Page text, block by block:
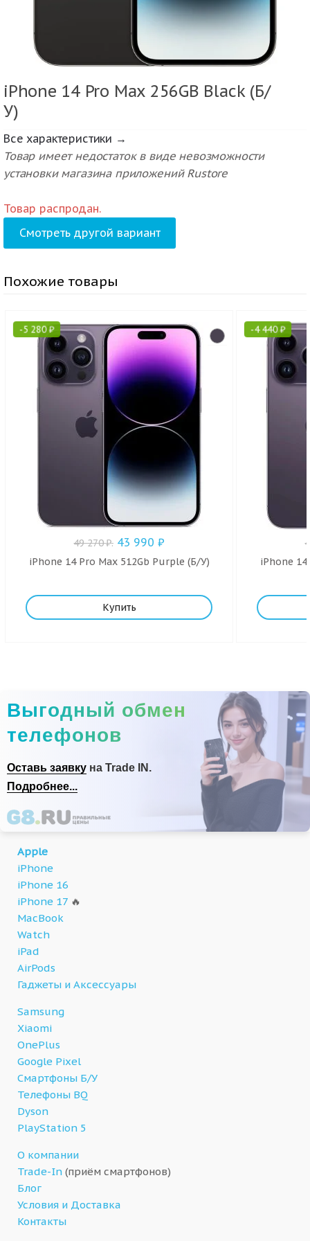
iPhone 14 Pro Max 256GB Black (Б/
У)
Все характеристики →
Товар имеет недостаток в виде невозможности
установки магазина приложений Rustore
Товар распродан.
Смотреть другой вариант
Похожие товары
-5 280₽
49 270₽. 43 990 ₽
iPhone 14 Pro Max 512Gb Purple (Б/У)
Купить
-4 440₽
iPhone
Выгодный обмен
телефонов
Оставь заявку на Trade IN.
Подробнее...
Apple
iPhone
iPhone 16
iPhone 17 🔥
MacBook
Watch
iPad
AirPods
Гаджеты и Аксессуары
Samsung
Xiaomi
OnePlus
Google Pixel
Смартфоны Б/У
Телефоны BQ
Dyson
PlayStation 5
О компании
Trade-In (приём смартфонов)
Блог
Условия и Доставка
Контакты